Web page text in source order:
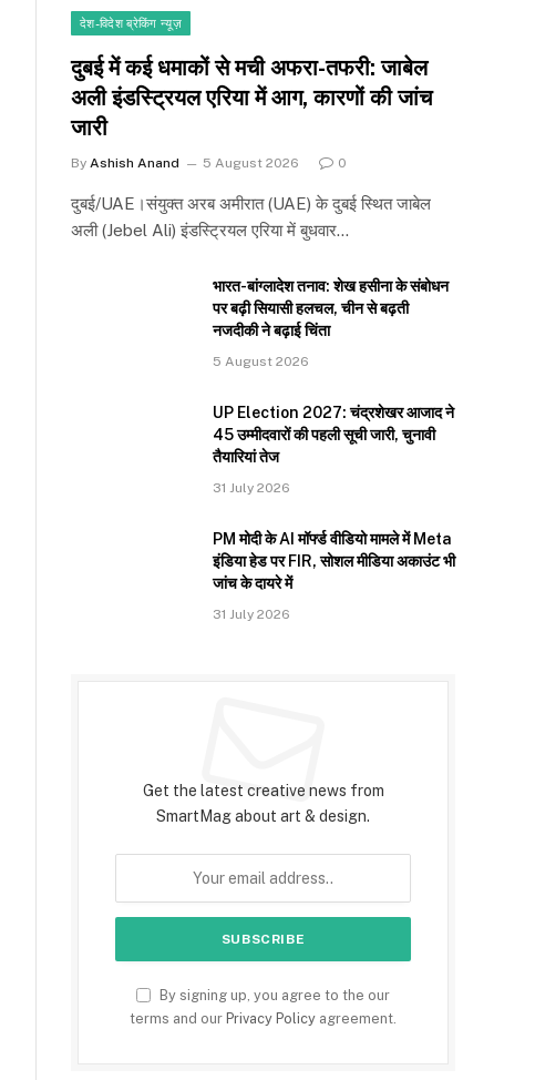
देश-विदेश ब्रेकिंग न्यूज़
दुबई में कई धमाकों से मची अफरा-तफरी: जाबेल
अली इंडस्ट्रियल एरिया में आग, कारणों की जांच
जारी
By Ashish Anand 5 August 2026 0
दुबई/UAE।संयुक्त अरब अमीरात (UAE) के दुबई स्थित जाबेल
अली (Jebel Ali) इंडस्ट्रियल एरिया में बुधवार…
भारत-बांग्लादेश तनाव: शेख हसीना के संबोधन
पर बढ़ी सियासी हलचल, चीन से बढ़ती
नजदीकी ने बढ़ाई चिंता
5 August 2026
UP Election 2027: चंद्रशेखर आजाद ने
45 उम्मीदवारों की पहली सूची जारी, चुनावी
तैयारियां तेज
31 July 2026
PM मोदी के AI मॉर्फ्ड वीडियो मामले में Meta
इंडिया हेड पर FIR, सोशल मीडिया अकाउंट भी
जांच के दायरे में
31 July 2026
Get the latest creative news from
SmartMag about art & design.
By signing up, you agree to the our
terms and our Privacy Policy agreement.